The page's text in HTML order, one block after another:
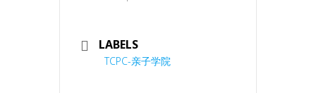
LABELS
TCPC-亲子学院